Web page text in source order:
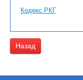
Кодекс РКГ
Назад